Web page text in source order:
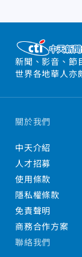
新聞、影音、節
世界各地華人亦
關於我們
中天介紹
人才招募
使用條款
隱私權條款
免責聲明
商務合作方案
聯絡我們